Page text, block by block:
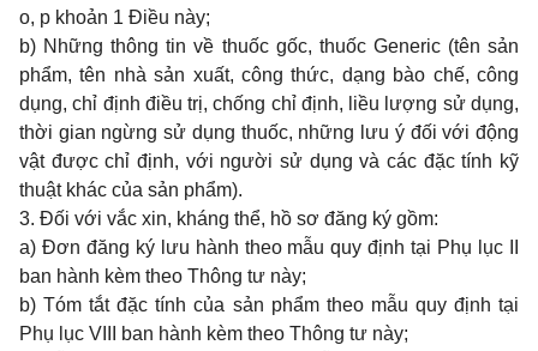
o, p khoản 1 Điều này;
b) Những thông tin về thuốc gốc, thuốc Generic (tên sản
phẩm, tên nhà sản xuất, công thức, dạng bào chế, công
dụng, chỉ định điều trị, chống chỉ định, liều lượng sử dụng,
thời gian ngừng sử dụng thuốc, những lưu ý đối với động
vật được chỉ định, với người sử dụng và các đặc tính kỹ
thuật khác của sản phẩm).
3. Đối với vắc xin, kháng thể, hồ sơ đăng ký gồm:
a) Ðơn đăng ký lưu hành theo mẫu quy định tại Phụ lục II
ban hành kèm theo Thông tư này;
b) Tóm tắt đặc tính của sản phẩm theo mẫu quy định tại
Phụ lục VIII
ban hành kèm theo Thông tư này;